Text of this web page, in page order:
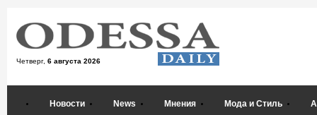
Четверг, 6 августа 2026
Новости News Мнения Мода и Стиль